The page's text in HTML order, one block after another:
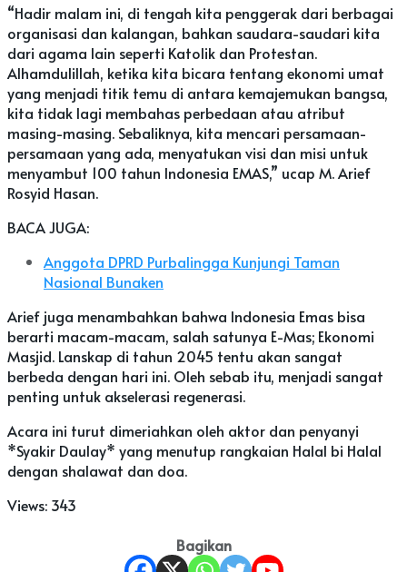
“Hadir malam ini, di tengah kita penggerak dari berbagai
organisasi dan kalangan, bahkan saudara-saudari kita
dari agama lain seperti Katolik dan Protestan.
Alhamdulillah, ketika kita bicara tentang ekonomi umat
yang menjadi titik temu di antara kemajemukan bangsa,
kita tidak lagi membahas perbedaan atau atribut
masing-masing. Sebaliknya, kita mencari persamaan-
persamaan yang ada, menyatukan visi dan misi untuk
menyambut 100 tahun Indonesia EMAS,” ucap M. Arief
Rosyid Hasan.
BACA JUGA:
Anggota DPRD Purbalingga Kunjungi Taman
Nasional Bunaken
Arief juga menambahkan bahwa Indonesia Emas bisa
berarti macam-macam, salah satunya E-Mas; Ekonomi
Masjid. Lanskap di tahun 2045 tentu akan sangat
berbeda dengan hari ini. Oleh sebab itu, menjadi sangat
penting untuk akselerasi regenerasi.
Acara ini turut dimeriahkan oleh aktor dan penyanyi
*Syakir Daulay* yang menutup rangkaian Halal bi Halal
dengan shalawat dan doa.
Views: 343
Bagikan